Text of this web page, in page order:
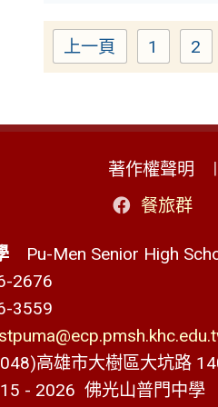
上一頁 Page
1 2
著作權聲明
餐旅群
Pu-Men Senior High
2676
3559
高雄市大樹區大坑路
- 2026 佛光山普門中學